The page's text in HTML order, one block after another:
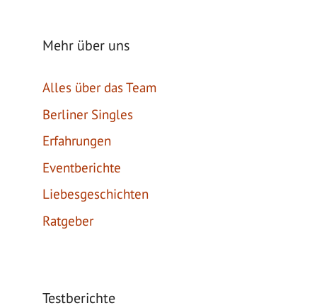
Mehr über uns
Alles über das Team
Berliner Singles
Erfahrungen
Eventberichte
Liebesgeschichten
Ratgeber
Testberichte